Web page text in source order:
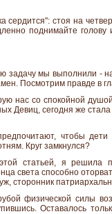
стоя на
поднимайте
задачу мы выполнили -
Посмотрим правде в
нас со спокойной
Девиц, сегодня же
чтобы
Круг замкнулся?
статьей, я решила
света способно
сторонник
физической силы
Оставалось